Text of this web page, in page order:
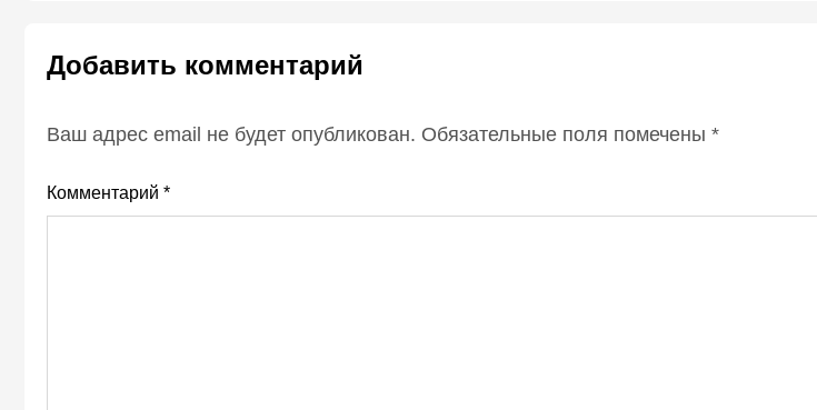
Добавить комментарий
Ваш адрес email не будет опубликован. Обязательные поля помечены *
Комментарий *